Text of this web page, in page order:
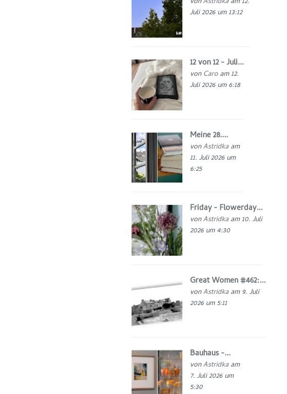
Juli 2026 um 13:12
12 von 12 - Juli...
vonCaro am 12.
Juli 2026 um 6:18
Meine 28....
vonAstridka am
11. Juli 2026 um
6:25
Friday - Flowerday...
vonAstridka am 10. Juli
2026 um 4:30
Great Women #462:...
vonAstridka am 9. Juli
2026 um 5:11
Bauhaus -...
vonAstridka am
7. Juli 2026 um
5:30